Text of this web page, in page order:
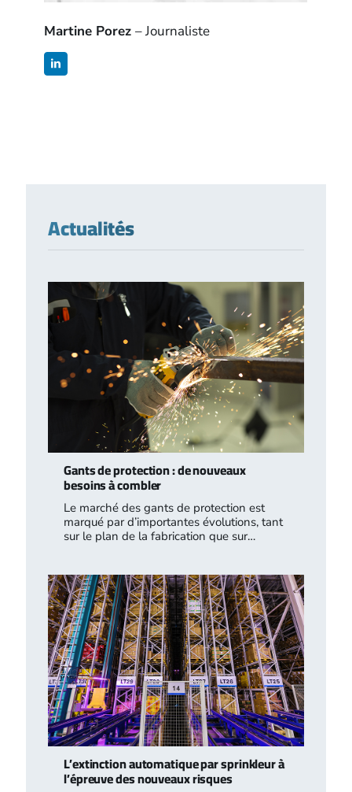
Martine Porez– Journaliste
Actualités
Gants de protection : de nouveaux
besoins à combler
Le marché des gants de protection est
marqué par d’importantes évolutions, tant
sur le plan de la fabrication que sur…
L’extinction automatique par sprinkleur à
l’épreuve des nouveaux risques